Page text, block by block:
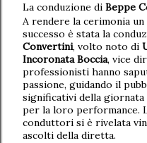
La conduzione di Beppe
A rendere la cerimonia
successo è stata la
Convertini, volto noto di
Incoronata Boccia, vice
professionisti hanno
passione, guidando il
significativi della giornata
per la loro performance.
conduttori si è rivelata
ascolti della diretta.